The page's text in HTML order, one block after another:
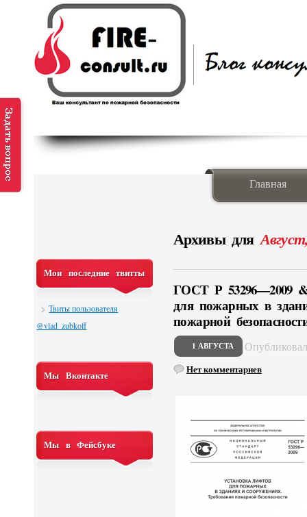
Главная
Архивы для
ГОСТ Р 53296—2009
для пожарных в
пожарной
1 АВГУСТА
Нет комментариев
Мои последние твитты
Твиты пользователя
@vlad_zubkoff
Мы Вконтакте
Мы в Фейсбуке